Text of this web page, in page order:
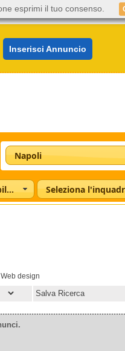
Inserisci Annuncio
Napoli
Seleziona la disponibilità
design
Salva Ricerca
esprimi il tuo consenso.